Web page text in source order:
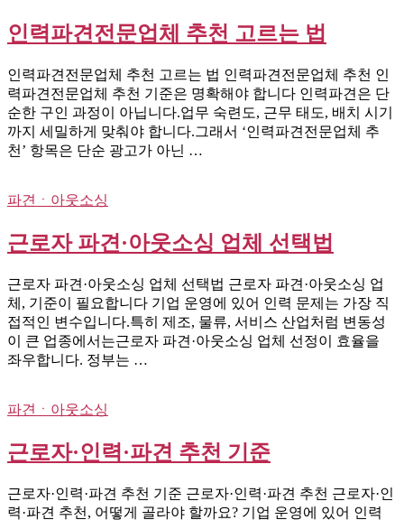
인력파견전문업체 추천 고르는 법
인력파견전문업체 추천 고르는 법 인력파견전문업체 추천 인
력파견전문업체 추천 기준은 명확해야 합니다 인력파견은 단
순한 구인 과정이 아닙니다.업무 숙련도, 근무 태도, 배치 시기
까지 세밀하게 맞춰야 합니다.그래서 ‘인력파견전문업체 추
천’ 항목은 단순 광고가 아닌 …
파견ㆍ아웃소싱
근로자 파견·아웃소싱 업체 선택법
근로자 파견·아웃소싱 업체 선택법 근로자 파견·아웃소싱 업
체, 기준이 필요합니다 기업 운영에 있어 인력 문제는 가장 직
접적인 변수입니다.특히 제조, 물류, 서비스 산업처럼 변동성
이 큰 업종에서는근로자 파견·아웃소싱 업체 선정이 효율을
좌우합니다. 정부는 …
파견ㆍ아웃소싱
근로자·인력·파견 추천 기준
근로자·인력·파견 추천 기준 근로자·인력·파견 추천 근로자·인
력·파견 추천, 어떻게 골라야 할까요? 기업 운영에 있어 인력